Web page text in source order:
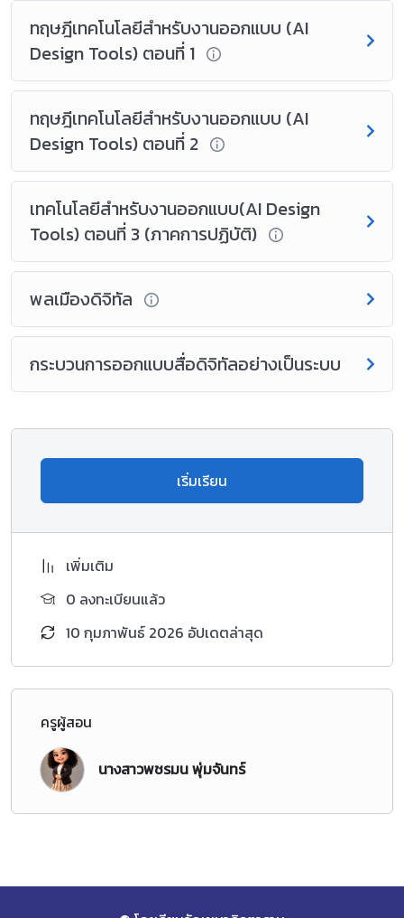
ทฤษฎีเทคโนโลยีสําหรับงานออกแบบ (AI
Design Tools) ตอนที่ 1
ทฤษฎีเทคโนโลยีสําหรับงานออกแบบ (AI
Design Tools) ตอนที่ 2
เทคโนโลยีสําหรับงานออกแบบ(AI Design
Tools) ตอนที่ 3 (ภาคการปฏิบัติ)
พลเมืองดิจิทัล
กระบวนการออกแบบสื่อดิจิทัลอย่างเป็นระบบ
เริ่มเรียน
เพิ่มเติม
0 ลงทะเบียนแล้ว
10 กุมภาพันธ์ 2026 อัปเดตล่าสุด
ครูผู้สอน
นางสาวพชรมน พุ่มจันทร์